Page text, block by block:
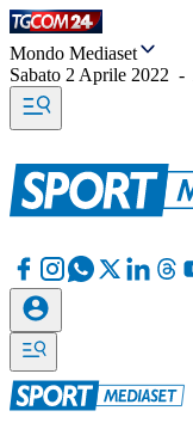
Mondo Mediaset
Sabato 2 Aprile 2022 -